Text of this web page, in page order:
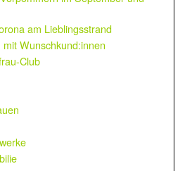
am Lieblingsstrand
Wunschkund:innen
Club